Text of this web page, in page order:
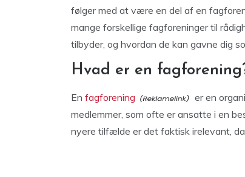
følger med at være en del af en
mange forskellige fagforeninger til
tilbyder, og hvordan de kan gavne dig
Hvad er en
En fagforening
er en
medlemmer, som ofte er ansatte i en
nyere tilfælde er det faktisk irelevant,